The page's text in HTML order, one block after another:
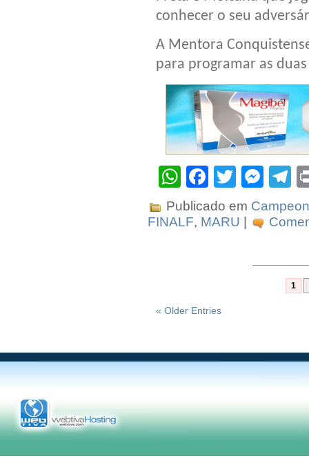
conhecer o seu
A Mentora
para programar as
WhatsApp
Facebook
Twitter
Publicado em
FINALF, MARU
1
« Older Entries